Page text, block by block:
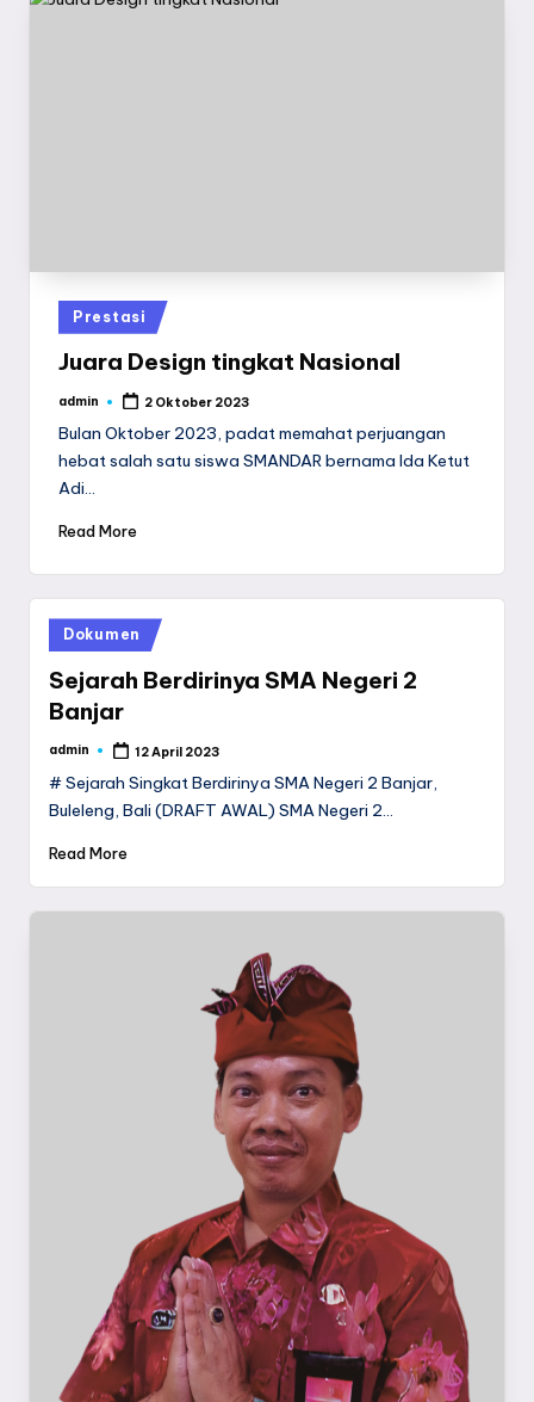
Posted
in
Prestasi
Juara Design tingkat Nasional
Posted
admin 2 Oktober 2023
Bulan Oktober 2023, padat memahat perjuangan
hebat salah satu siswa SMANDAR bernama Ida Ketut
Adi…
Read More
Posted
in
Dokumen
Sejarah Berdirinya SMA Negeri 2
Banjar
Posted
admin 12 April 2023
# Sejarah Singkat Berdirinya SMA Negeri 2 Banjar,
Buleleng, Bali (DRAFT AWAL) SMA Negeri 2…
Read More